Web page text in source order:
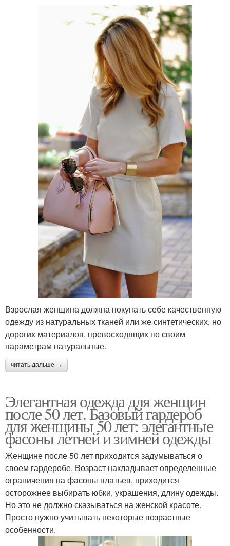
Взрослая женщина должна покупать себе качественную
одежду из натуральных тканей или же синтетических, но
дорогих материалов, превосходящих по своим
параметрам натуральные.
читать дальше →
Элегантная одежда для женщин
после 50 лет. Базовый гардероб
для женщины 50 лет: элегантные
фасоны летней и зимней одежды
Женщине после 50 лет приходится задумываться о
своем гардеробе. Возраст накладывает определенные
ограничения на фасоны платьев, приходится
осторожнее выбирать юбки, украшения, длину одежды.
Но это не должно сказываться на женской красоте.
Просто нужно учитывать некоторые возрастные
особенности.